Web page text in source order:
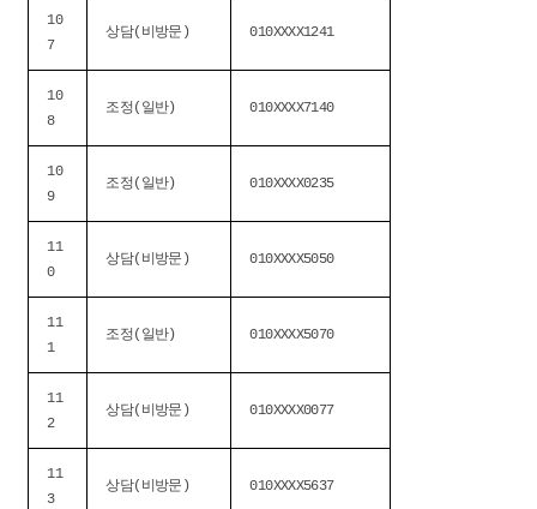
10
7
상담(비방문) 010XXXX1241
10
8
조정(일반) 010XXXX7140
10
9
조정(일반) 010XXXX0235
11
0
상담(비방문) 010XXXX5050
11
1
조정(일반) 010XXXX5070
11
2
상담(비방문) 010XXXX0077
11
3
상담(비방문) 010XXXX5637